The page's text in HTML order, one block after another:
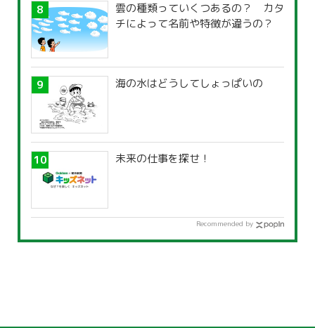
雲の種類っていくつあるの？ カタ
チによって名前や特徴が違うの？
海の水はどうしてしょっぱいの
未来の仕事を探せ！
Recommended by